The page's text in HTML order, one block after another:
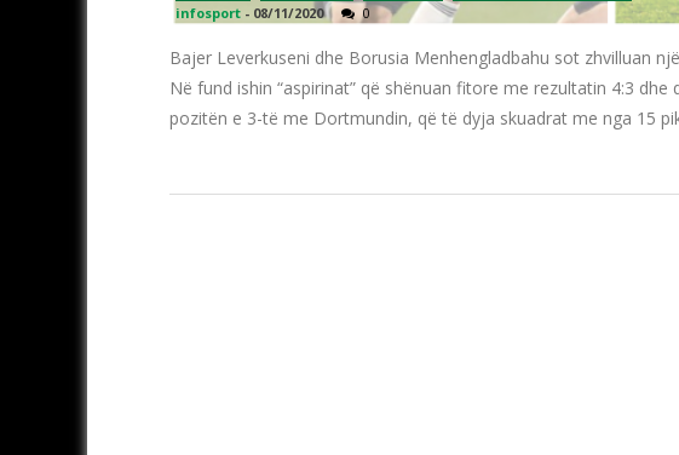
infosport - 08/11/2020 0
Bajer Leverkuseni dhe Borusia Menhengladbahu sot zhvilluan
Në fund ishin “aspirinat” që shënuan fitore me rezultatin 4:3
pozitën e 3-të me Dortmundin, që të dyja skuadrat me nga 15